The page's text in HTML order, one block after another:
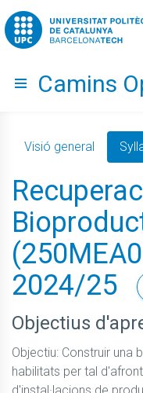
Go to upc.edu
Hide menu
Camins
Visió general
2024/25
Objectius
Objectiu: Construir una
habilitats per tal